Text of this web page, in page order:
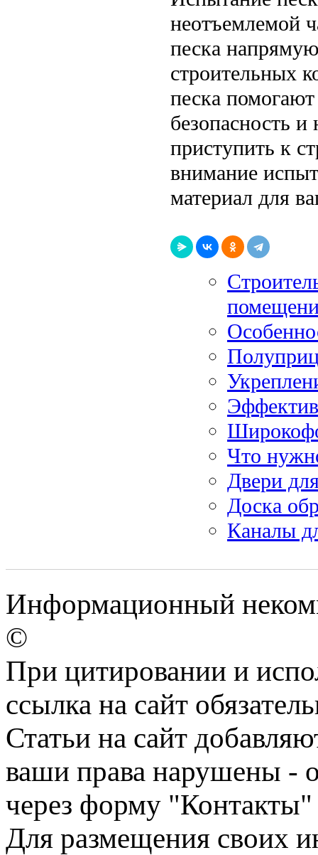
неотъемлемой
песка
строительных
песка
безопасность
приступить к
внимание
материал для
Что
Двери
Доска
Каналы
Информационный
©
При цитировании и
ссылка на сайт
Статьи на сайт
ваши права нарушены -
через форму "Контакты"
Для размещения своих